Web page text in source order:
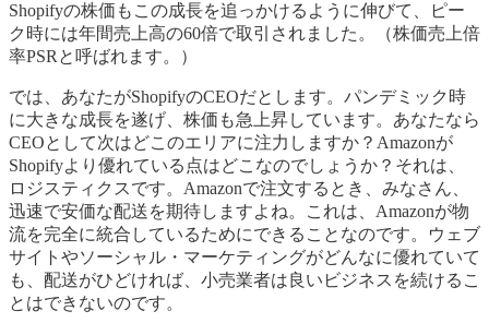
Shopifyの株価もこの成長を追っかけるように伸びて、ピー
ク時には年間売上高の60倍で取引されました。（株価売上倍
率PSRと呼ばれます。）
では、あなたがShopifyのCEOだとします。パンデミック時
に大きな成長を遂げ、株価も急上昇しています。あなたなら
CEOとして次はどこのエリアに注力しますか？Amazonが
Shopifyより優れている点はどこなのでしょうか？それは、
ロジスティクスです。Amazonで注文するとき、みなさん、
迅速で安価な配送を期待しますよね。これは、Amazonが物
流を完全に統合しているためにできることなのです。ウェブ
サイトやソーシャル・マーケティングがどんなに優れていて
も、配送がひどければ、小売業者は良いビジネスを続けるこ
とはできないのです。